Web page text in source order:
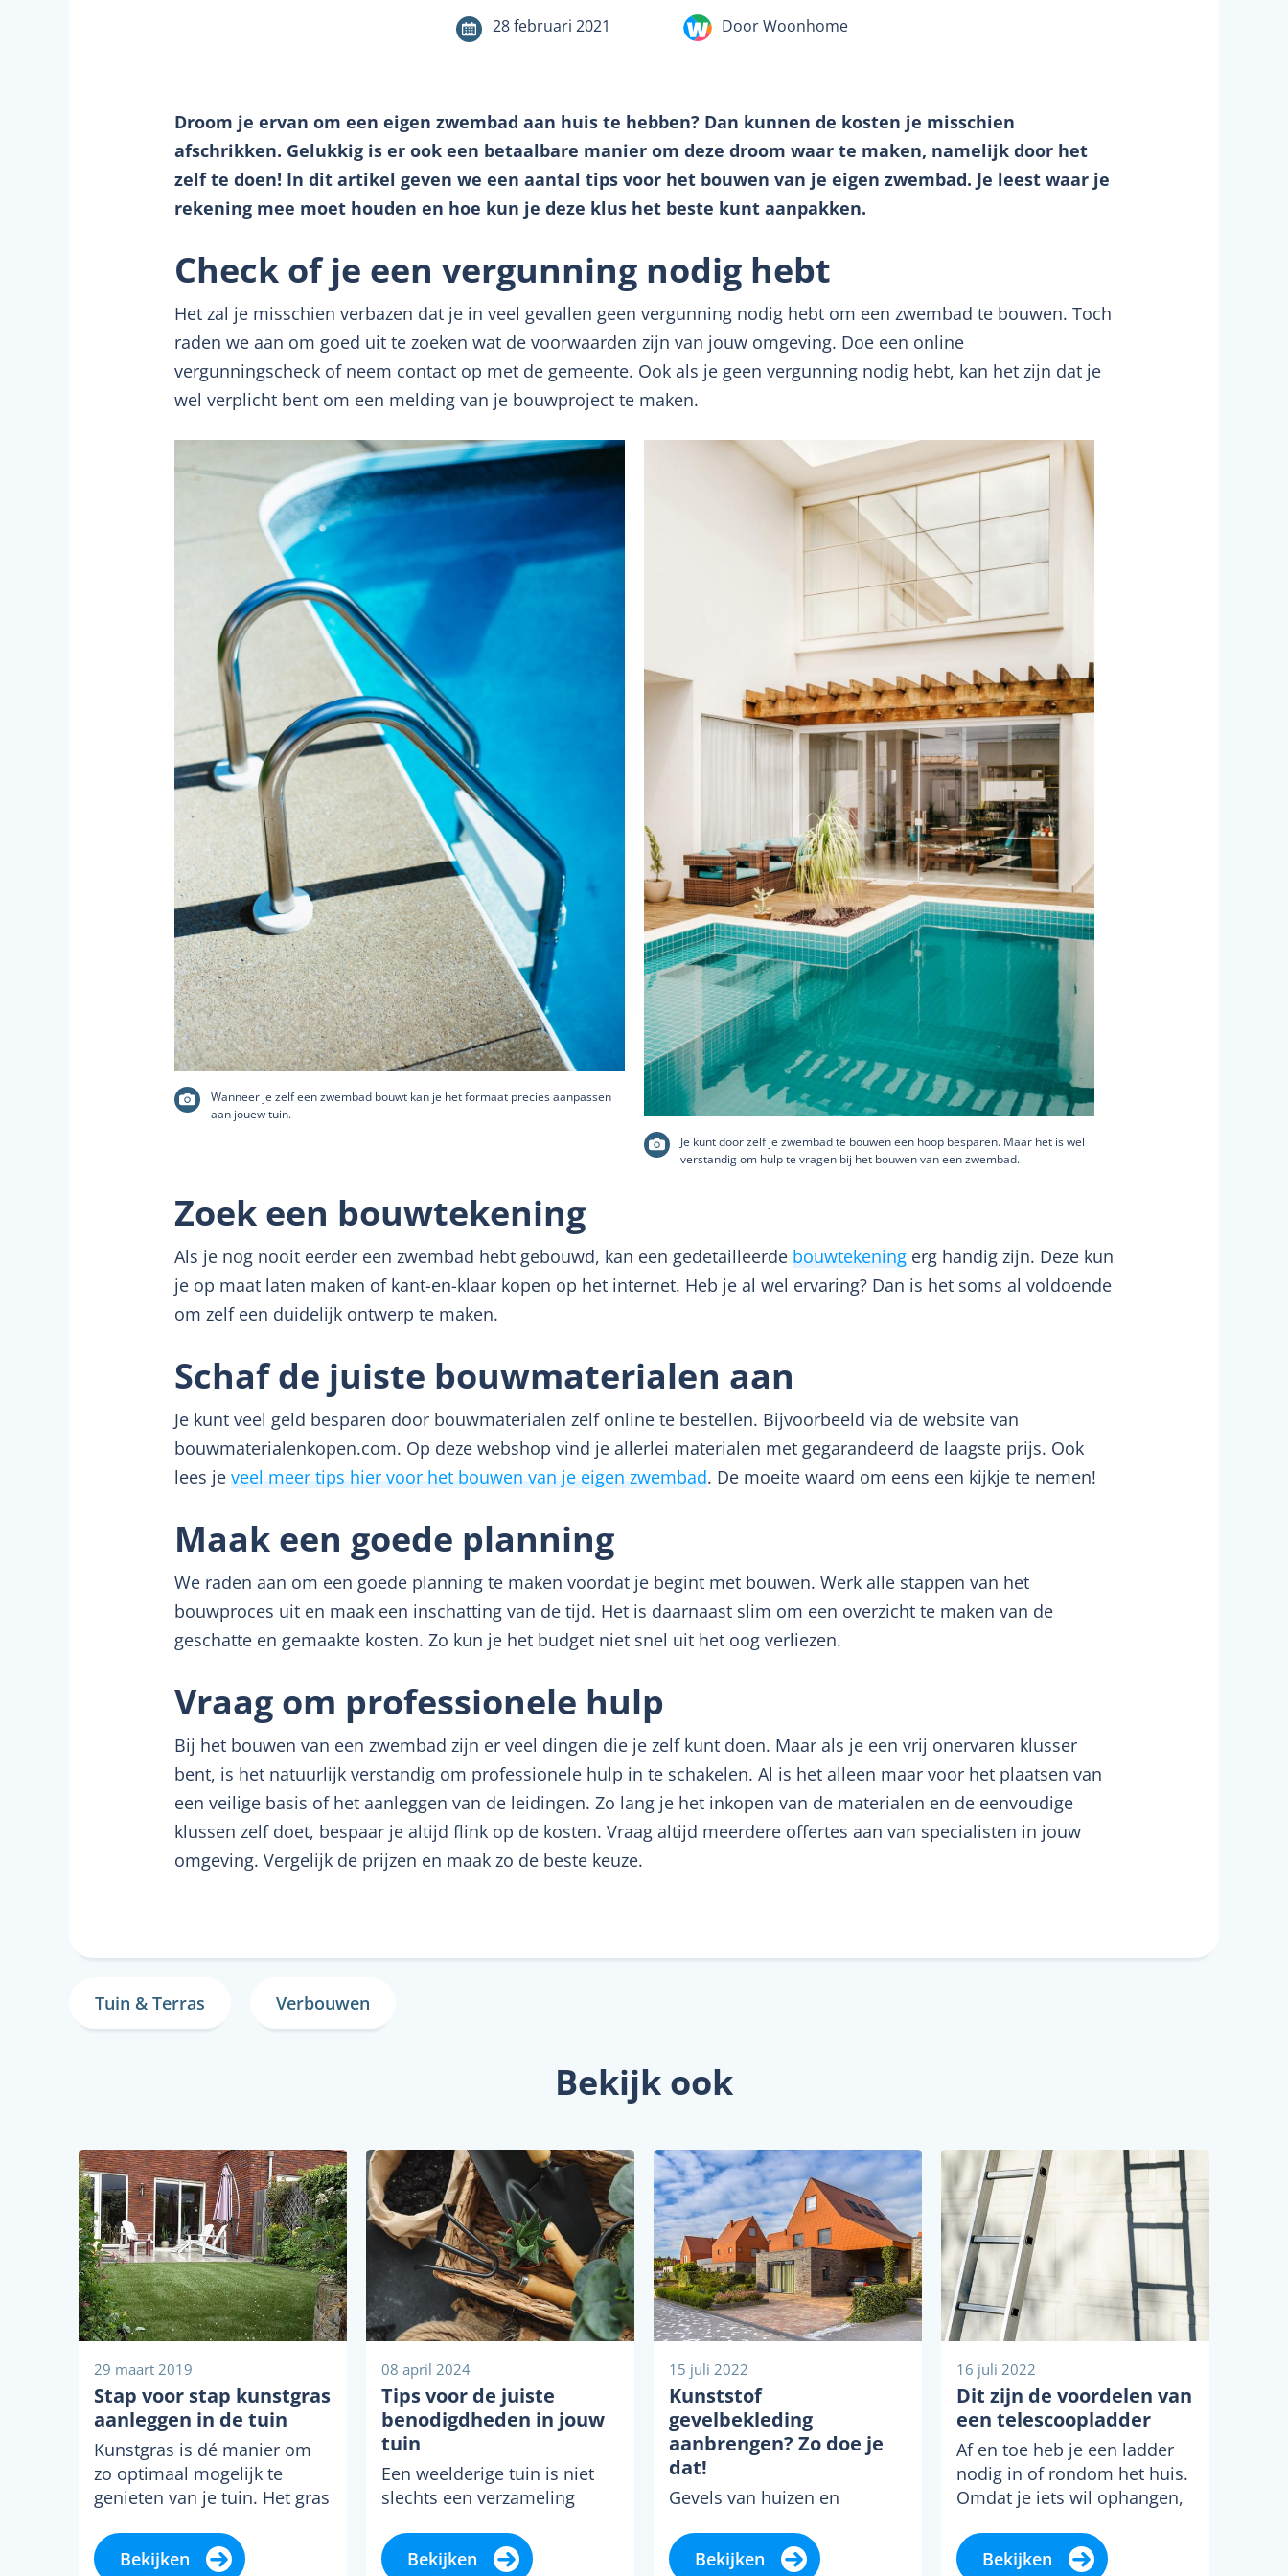
28 februari 2021 Door Woonhome
Droom je ervan om een eigen zwembad aan huis te hebben? Dan kunnen de kosten je misschien
afschrikken. Gelukkig is er ook een betaalbare manier om deze droom waar te maken, namelijk door het
zelf te doen! In dit artikel geven we een aantal tips voor het bouwen van je eigen zwembad. Je leest waar je
rekening mee moet houden en hoe kun je deze klus het beste kunt aanpakken.
Check of je een vergunning nodig hebt
Het zal je misschien verbazen dat je in veel gevallen geen vergunning nodig hebt om een zwembad te bouwen. Toch
raden we aan om goed uit te zoeken wat de voorwaarden zijn van jouw omgeving. Doe een online
vergunningscheck of neem contact op met de gemeente. Ook als je geen vergunning nodig hebt, kan het zijn dat je
wel verplicht bent om een melding van je bouwproject te maken.
Wanneer je zelf een zwembad bouwt kan je het formaat precies aanpassen
aan jouew tuin.
Je kunt door zelf je zwembad te bouwen een hoop besparen. Maar het is wel
verstandig om hulp te vragen bij het bouwen van een zwembad.
Zoek een bouwtekening
Als je nog nooit eerder een zwembad hebt gebouwd, kan een gedetailleerde bouwtekening erg handig zijn. Deze kun
je op maat laten maken of kant-en-klaar kopen op het internet. Heb je al wel ervaring? Dan is het soms al voldoende
om zelf een duidelijk ontwerp te maken.
Schaf de juiste bouwmaterialen aan
Je kunt veel geld besparen door bouwmaterialen zelf online te bestellen. Bijvoorbeeld via de website van
bouwmaterialenkopen.com. Op deze webshop vind je allerlei materialen met gegarandeerd de laagste prijs. Ook
lees je veel meer tips hier voor het bouwen van je eigen zwembad. De moeite waard om eens een kijkje te nemen!
Maak een goede planning
We raden aan om een goede planning te maken voordat je begint met bouwen. Werk alle stappen van het
bouwproces uit en maak een inschatting van de tijd. Het is daarnaast slim om een overzicht te maken van de
geschatte en gemaakte kosten. Zo kun je het budget niet snel uit het oog verliezen.
Vraag om professionele hulp
Bij het bouwen van een zwembad zijn er veel dingen die je zelf kunt doen. Maar als je een vrij onervaren klusser
bent, is het natuurlijk verstandig om professionele hulp in te schakelen. Al is het alleen maar voor het plaatsen van
een veilige basis of het aanleggen van de leidingen. Zo lang je het inkopen van de materialen en de eenvoudige
klussen zelf doet, bespaar je altijd flink op de kosten. Vraag altijd meerdere offertes aan van specialisten in jouw
omgeving. Vergelijk de prijzen en maak zo de beste keuze.
Tuin & Terras Verbouwen
Bekijk ook
29 maart 2019
Stap voor stap kunstgras
aanleggen in de tuin
Kunstgras is dé manier om
zo optimaal mogelijk te
genieten van je tuin. Het gras
Bekijken
08 april 2024
Tips voor de juiste
benodigdheden in jouw
tuin
Een weelderige tuin is niet
slechts een verzameling
levend kunstwerk dat zowel
rust als vreugde brengt.…
Bekijken
15 juli 2022
Kunststof
gevelbekleding
aanbrengen? Zo doe je
dat!
Gevels van huizen en
vaak volledig vervaardigd uit
steen. Tegenwoordig zie je
Bekijken
16 juli 2022
Dit zijn de voordelen van
een telescoopladder
Af en toe heb je een ladder
nodig in of rondom het huis.
Omdat je iets wil ophangen,
Bekijken